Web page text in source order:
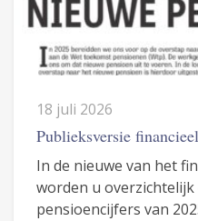
18 juli 2026
Publieksversie
In de nieuwe van het
worden u
pensioencijfers van